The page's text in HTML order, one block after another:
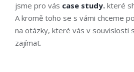
jsme pro vás case study. které
A kromě toho se s vámi chceme
na otázky, které vás v souvislosti
zajímat.